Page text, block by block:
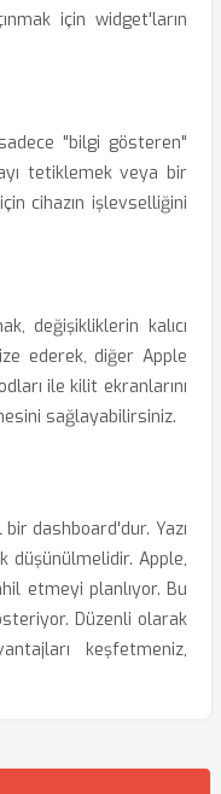
için widget'ların
"bilgi gösteren"
tetiklemek veya bir
cihazın işlevselliğini
değişikliklerin kalıcı
ederek, diğer Apple
ile kilit ekranlarını
sağlayabilirsiniz.
bir dashboard'dur. Yazı
düşünülmelidir. Apple,
etmeyi planlıyor. Bu
Düzenli olarak
keşfetmeniz,